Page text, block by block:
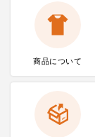
商品について